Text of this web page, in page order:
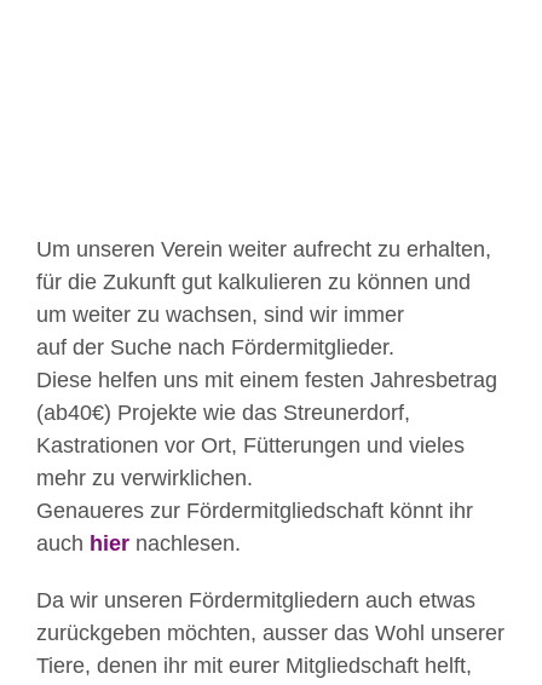
Um unseren Verein weiter aufrecht zu erhalten,
für die Zukunft gut kalkulieren zu können und
um weiter zu wachsen, sind wir immer
auf der Suche nach Fördermitglieder.
Diese helfen uns mit einem festen Jahresbetrag
(ab40€) Projekte wie das Streunerdorf,
Kastrationen vor Ort, Fütterungen und vieles
mehr zu verwirklichen.
Genaueres zur Fördermitgliedschaft könnt ihr
auch hier nachlesen.
Da wir unseren Fördermitgliedern auch etwas
zurückgeben möchten, ausser das Wohl unserer
Tiere, denen ihr mit eurer Mitgliedschaft helft,